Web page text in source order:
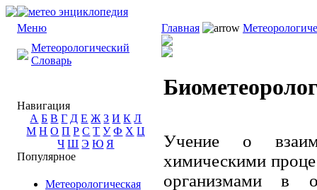
Меню
Метеорологический
Словарь
Навигация
А Б В Г Д Е Ж З И К Л
М Н О П Р С Т У Ф Х Ц
Ч Ш Э Ю Я
Популярное
Метеорологическая
Главная
Учение о
химическими
организмами в